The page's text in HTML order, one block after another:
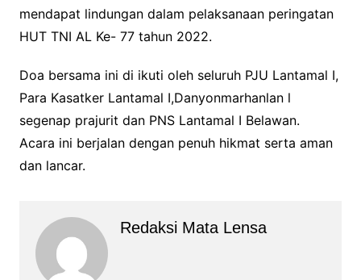
mendapat lindungan dalam pelaksanaan peringatan
HUT TNI AL Ke- 77 tahun 2022.
Doa bersama ini di ikuti oleh seluruh PJU Lantamal I,
Para Kasatker Lantamal I,Danyonmarhanlan l
segenap prajurit dan PNS Lantamal I Belawan.
Acara ini berjalan dengan penuh hikmat serta aman
dan lancar.
Redaksi Mata Lensa